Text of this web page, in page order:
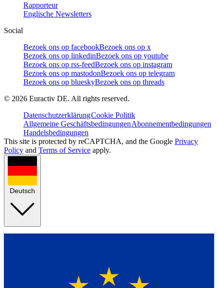
Rapporteur
Englische Newsletters
Social
Bezoek ons op facebookBezoek ons op x
Bezoek ons op linkedinBezoek ons op youtube
Bezoek ons op rss-feedBezoek ons op instagram
Bezoek ons op mastodonBezoek ons op telegram
Bezoek ons op blueskyBezoek ons op threads
© 2026 Euractiv DE. All rights reserved.
DatenschutzerklärungCookie Politik
Allgemeine GeschäftsbedingungenAbonnementbedingungen
Handelsbedingungen
This site is protected by reCAPTCHA, and the Google Privacy
Policy and Terms of Service apply.
Deutsch